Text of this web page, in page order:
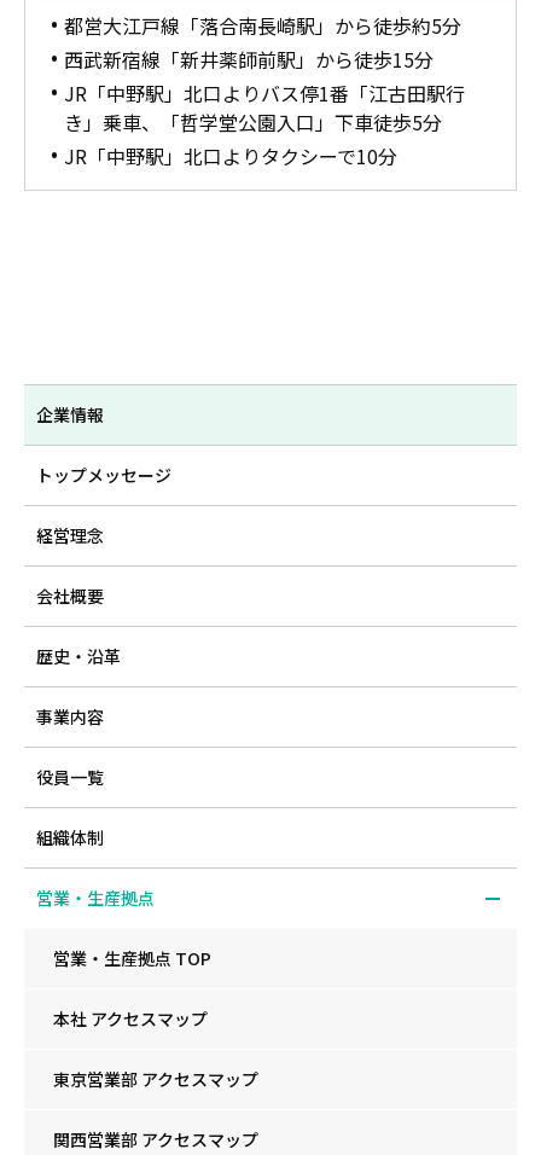
都営大江戸線「落合南長崎駅」から徒歩約5分
西武新宿線「新井薬師前駅」から徒歩15分
JR「中野駅」北口よりバス停1番「江古田駅行
き」乗車、「哲学堂公園入口」下車徒歩5分
JR「中野駅」北口よりタクシーで10分
企業情報
トップメッセージ
経営理念
会社概要
歴史・沿革
事業内容
役員一覧
組織体制
営業・生産拠点
営業・生産拠点 TOP
本社 アクセスマップ
東京営業部 アクセスマップ
関西営業部 アクセスマップ